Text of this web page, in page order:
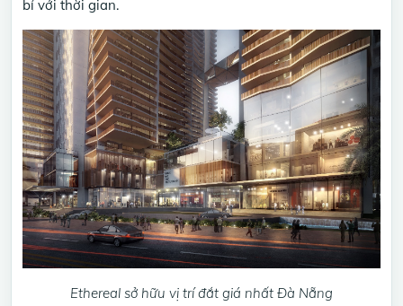
bỉ với thời gian.
Ethereal sở hữu vị trí đắt giá nhất Đà Nẵng